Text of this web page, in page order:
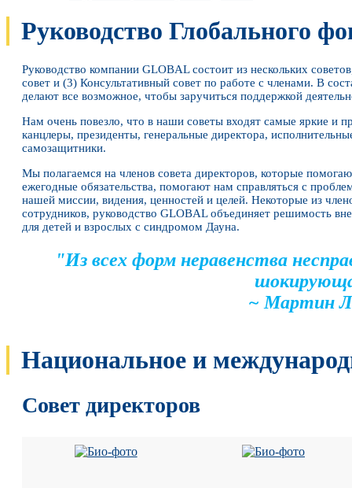
Руководство Глобального
Руководство компании GLOBAL состоит из нескольких
совет и (3) Консультативный совет по работе с членами. В
делают все возможное, чтобы заручиться поддержкой
Нам очень повезло, что в наши советы входят самые яркие и
канцлеры, президенты, генеральные директора,
самозащитники.
Мы полагаемся на членов совета директоров, которые
ежегодные обязательства, помогают нам справляться с
нашей миссии, видения, ценностей и целей. Некоторые из
сотрудников, руководство GLOBAL объединяет решимость
для детей и взрослых с синдромом Дауна.
"Из всех форм неравенства
~ Мартин
Национальное и
Совет директоров